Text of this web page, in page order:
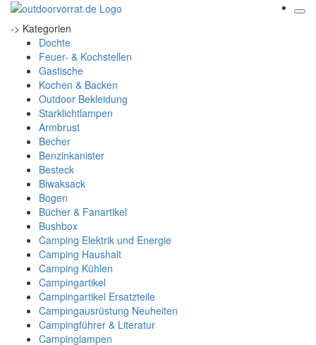
-> Kategorien
Dochte
Feuer- & Kochstellen
Gastische
Kochen & Backen
Outdoor Bekleidung
Starklichtlampen
Armbrust
Becher
Benzinkanister
Besteck
Biwaksack
Bogen
Bücher & Fanartikel
Bushbox
Camping Elektrik und Energie
Camping Haushalt
Camping Kühlen
Campingartikel
Campingartikel Ersatzteile
Campingausrüstung Neuheiten
Campingführer & Literatur
Campinglampen